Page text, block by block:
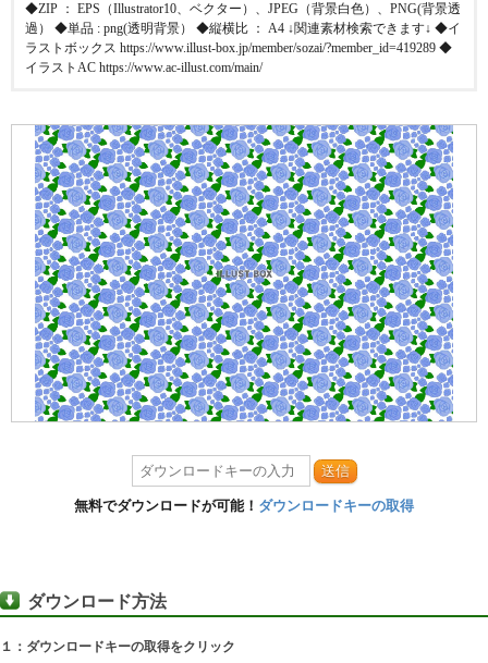
◆ZIP ： EPS（Illustrator10、ベクター）、JPEG（背景白色）、PNG(背景透
過） ◆単品 : png(透明背景） ◆縦横比 ： A4 ↓関連素材検索できます↓ ◆イ
ラストボックス https://www.illust-box.jp/member/sozai/?member_id=419289 ◆
イラストAC https://www.ac-illust.com/main/
送信
無料でダウンロードが可能！ ダウンロードキーの取得
ダウンロード方法
１：ダウンロードキーの取得をクリック